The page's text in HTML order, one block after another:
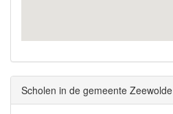
Scholen in de gemeente Zeewolde